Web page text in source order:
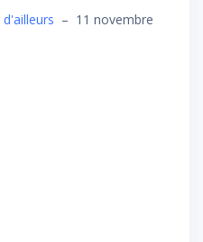
– 11 novembre